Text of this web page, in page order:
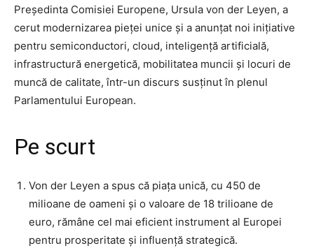
Președinta Comisiei Europene, Ursula von der Leyen, a
cerut modernizarea pieței unice și a anunțat noi inițiative
pentru semiconductori, cloud, inteligență artificială,
infrastructură energetică, mobilitatea muncii și locuri de
muncă de calitate, într-un discurs susținut în plenul
Parlamentului European.
Pe scurt
Von der Leyen a spus că piața unică, cu 450 de
milioane de oameni și o valoare de 18 trilioane de
euro, rămâne cel mai eficient instrument al Europei
pentru prosperitate și influență strategică.